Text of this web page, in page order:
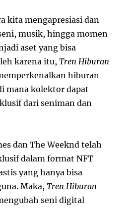
kita mengapresiasi dan
musik, hingga momen
aset yang bisa
karena itu,Tren Hiburan
hiburan
mana kolektor dapat
dari seniman dan
dan The Weeknd telah
dalam format NFT
yang hanya bisa
Maka,Tren Hiburan
seni digital